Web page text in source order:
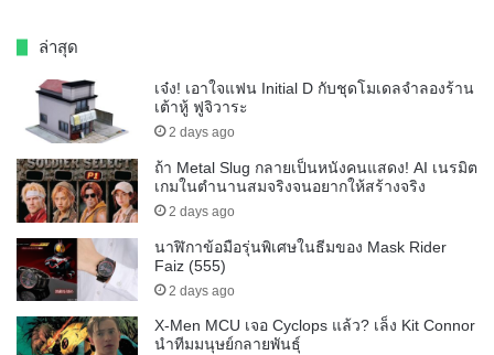
ล่าสุด
เจ๋ง! เอาใจแฟน Initial D กับชุดโมเดลจำลองร้าน
เต้าหู้ ฟูจิวาระ
2 days ago
ถ้า Metal Slug กลายเป็นหนังคนแสดง! AI เนรมิต
เกมในตำนานสมจริงจนอยากให้สร้างจริง
2 days ago
นาฬิกาข้อมือรุ่นพิเศษในธีมของ Mask Rider
Faiz (555)
2 days ago
X-Men MCU เจอ Cyclops แล้ว? เล็ง Kit Connor
นำทีมมนุษย์กลายพันธุ์